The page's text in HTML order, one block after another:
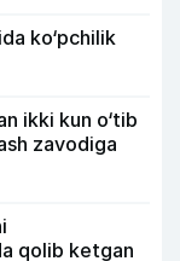
ko‘pchilik
ikki kun o‘tib
zavodiga
qolib ketgan